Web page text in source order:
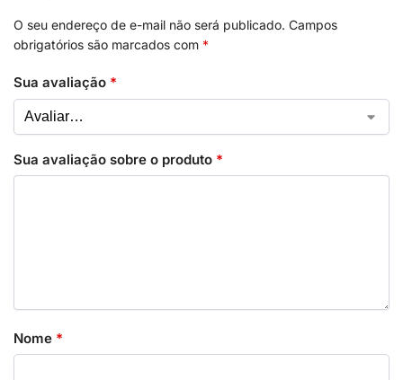
O seu endereço de e-mail não será publicado. Campos
obrigatórios são marcados com *
Sua avaliação *
Sua avaliação sobre o produto *
Nome *